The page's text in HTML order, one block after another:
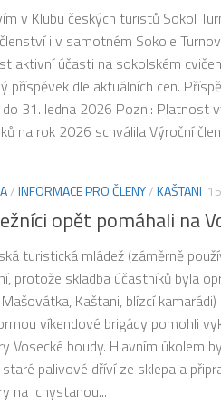
v Klubu českých turistů Sokol
i v samotném Sokole
aktivní účasti na sokolském
příspěvek dle aktuálních cen.
31. ledna 2026 Pozn.: Platnost
na rok 2026 schválila Výroční
/INFORMACE PRO ČLENY/KAŠTANI
opět pomáhali na
turistická mládež (záměrně
protože skladba účastníků byla
Kaštani, blízcí
víkendové brigády pomohli
Vosecké boudy. Hlavním úkolem
palivové dříví ze sklepa a
na chystanou...